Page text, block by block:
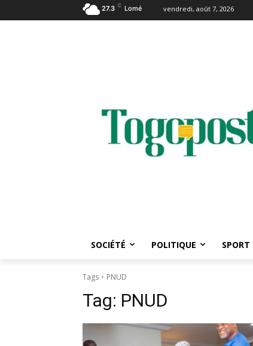
27.3 C Lomé vendredi, août 7, 2026
SOCIÉTÉ POLITIQUE SPORT
Tags PNUD
Tag: PNUD